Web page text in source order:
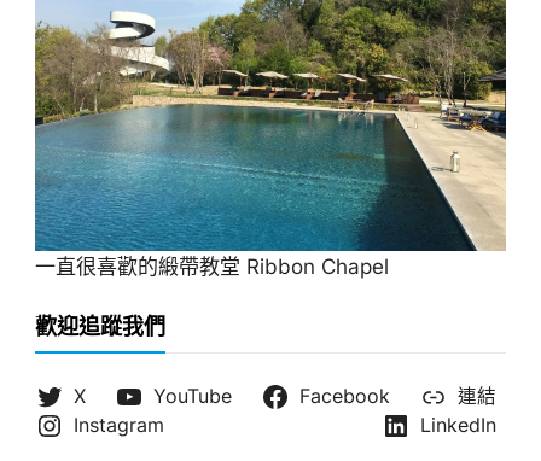
一直很喜歡的緞帶教堂 Ribbon Chapel
歡迎追蹤我們
X YouTube Facebook
連結
Instagram
LinkedIn